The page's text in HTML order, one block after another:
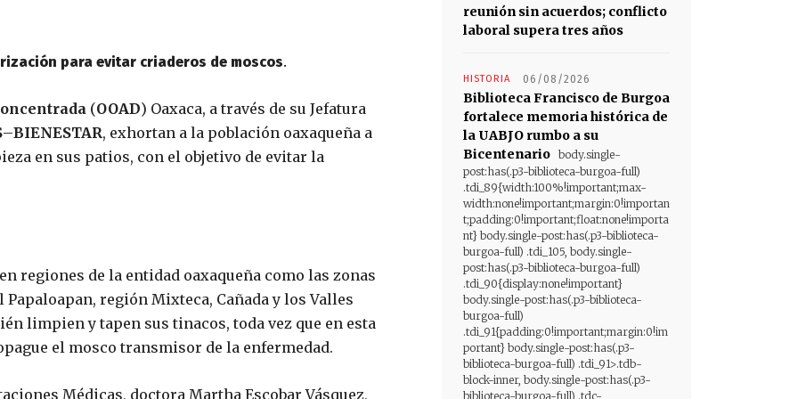
para evitar criaderos de moscos.
(OOAD) Oaxaca, a través de su Jefatura
–BIENESTAR, exhortan a la población oaxaqueña a
en sus patios, con el objetivo de evitar la
regiones de la entidad oaxaqueña como las zonas
región Mixteca, Cañada y los Valles
limpien y tapen sus tinacos, toda vez que en esta
el mosco transmisor de la enfermedad.
Médicas, doctora Martha Escobar Vásquez,
reunión sin acuerdos; conflicto
laboral supera tres años
HISTORIA 06/08/2026
Biblioteca Francisco de Burgoa
fortalece memoria histórica de
la UABJO rumbo a su
Bicentenario body.single-
post:has(.p3-biblioteca-burgoa-full)
.tdi_89{width:100%!important;max-
width:none!important;margin:0!importan
t;padding:0!important;float:none!importa
nt} body.single-post:has(.p3-biblioteca-
burgoa-full) .tdi_105, body.single-
post:has(.p3-biblioteca-burgoa-full)
.tdi_90{display:none!important}
body.single-post:has(.p3-biblioteca-
burgoa-full)
.tdi_91{padding:0!important;margin:0!im
portant} body.single-post:has(.p3-
biblioteca-burgoa-full) .tdi_91>.tdb-
block-inner, body.single-post:has(.p3-
biblioteca-burgoa-full) .tdc-